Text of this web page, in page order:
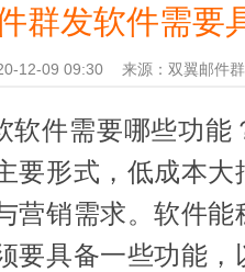
群发软件需要
12-09 09:30 来源：双翼邮件
软件需要哪些功能
要形式，低成本
营销需求。软件
要具备一些功能